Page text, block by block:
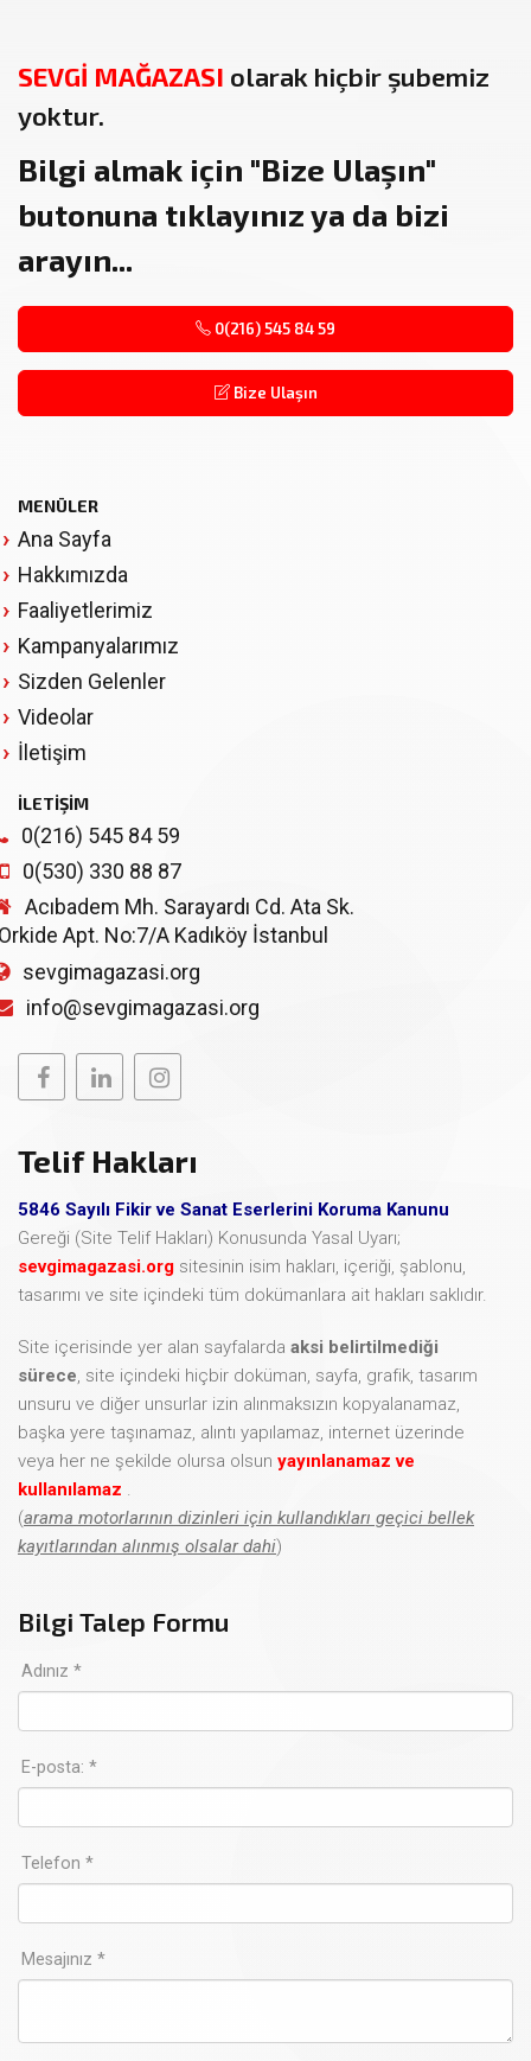
SEVGİ MAĞAZASI olarak hiçbir şubemiz
yoktur.
Bilgi almak için "Bize Ulaşın"
butonuna tıklayınız ya da bizi
arayın...
0(216) 545 84 59
Bize Ulaşın
MENÜLER
Ana Sayfa
Hakkımızda
Faaliyetlerimiz
Kampanyalarımız
Sizden Gelenler
Videolar
İletişim
İLETİŞİM
0(216) 545 84 59
0(530) 330 88 87
Acıbadem Mh. Sarayardı Cd. Ata Sk.
Apt. No:7/A Kadıköy İstanbul
sevgimagazasi.org
info@sevgimagazasi.org
Telif Hakları
5846 Sayılı Fikir ve Sanat Eserlerini Koruma Kanunu
Gereği (Site Telif Hakları) Konusunda Yasal Uyarı;
sevgimagazasi.org sitesinin isim hakları, içeriği, şablonu,
tasarımı ve site içindeki tüm dokümanlara ait hakları saklıdır.
Site içerisinde yer alan sayfalarda aksi belirtilmediği
sürece, site içindeki hiçbir doküman, sayfa, grafik, tasarım
unsuru ve diğer unsurlar izin alınmaksızın kopyalanamaz,
başka yere taşınamaz, alıntı yapılamaz, internet üzerinde
veya her ne şekilde olursa olsun yayınlanamaz ve
kullanılamaz .
(arama motorlarının dizinleri için kullandıkları geçici bellek
kayıtlarından alınmış olsalar dahi)
Bilgi Talep Formu
Adınız *
E-posta: *
Telefon *
Mesajınız *